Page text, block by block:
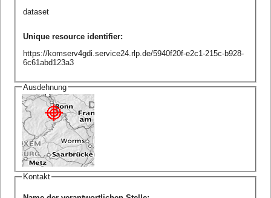
dataset
Unique resource identifier:
https://komserv4gdi.service24.rlp.de/5940f20f-e2c1-215c-b928-
6c61abd123a3
Ausdehnung
Kontakt